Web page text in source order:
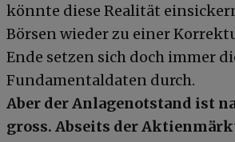
könnte diese Realität
Börsen wieder zu einer
Ende setzen sich doch immer
Fundamentaldaten durch.
Aber der Anlagenotstand ist
gross. Abseits der